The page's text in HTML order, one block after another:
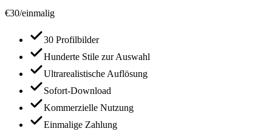
€30/einmalig
30 Profilbilder
Hunderte Stile zur Auswahl
Ultrarealistische Auflösung
Sofort-Download
Kommerzielle Nutzung
Einmalige Zahlung